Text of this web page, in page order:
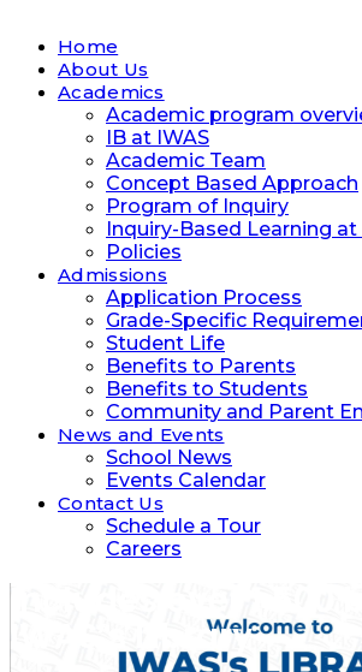
Home
About Us
Academics
Academic program
IB at IWAS
Academic Team
Concept Based Approach
Program of Inquiry
Inquiry-Based Learning at
Policies
Admissions
Application Process
Grade-Specific
Student Life
Benefits to Parents
Benefits to Students
Community and Parent
News and Events
School News
Events Calendar
Contact Us
Schedule a Tour
Careers
IWAS’s Library